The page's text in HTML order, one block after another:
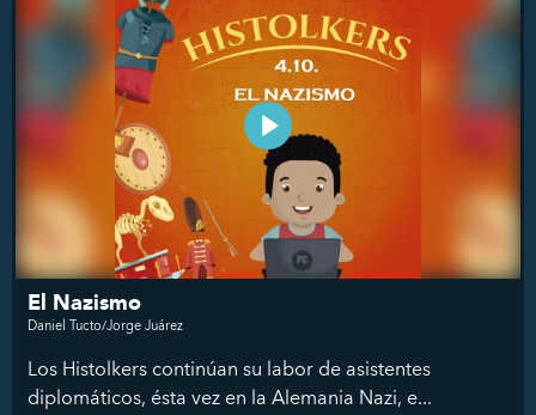
El Nazismo
Daniel Tucto/Jorge Juárez
Los Histolkers continúan su labor de asistentes
diplomáticos, ésta vez en la Alemania Nazi, e...